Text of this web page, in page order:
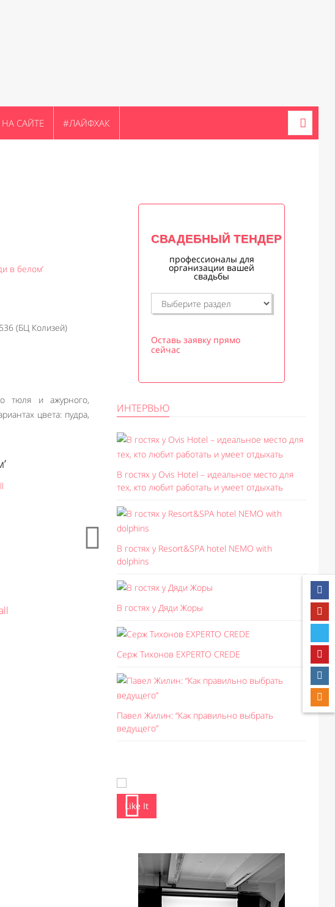
САЙТЕ #ЛАЙФХАК
в белом’
(БЦ Колизей)
тюля и ажурного,
цвета: пудра,
Свадебное платье Eliza
СВАДЕБНЫЙ ТЕНДЕР
профессионалы для
организации вашей
свадьбы
Оставь заявку прямо
сейчас
ИНТЕРВЬЮ
В гостях у Ovis Hotel – идеальное место для
тех, кто любит работать и умеет отдыхать
В гостях у Resort&SPA hotel NEMO with
dolphins
В гостях у Дяди Жоры
Серж Тихонов EXPERTO CREDE
Павел Жилин: “Как правильно выбрать
ведущего”
Like It